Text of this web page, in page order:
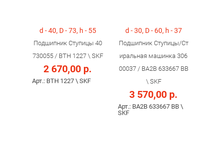
d - 40, D - 73, h - 55
Подшипник Ступицы 40
730055 / BTH 1227 \ SKF
2 670,00 р.
Арт.: BTH 1227 \ SKF
d - 30, D - 60, h - 37
Подшипник Ступицы/Ст
иральная машинка 306
00037 / BA2B 633667 BB
\ SKF
3 570,00 р.
Арт.: BA2B 633667 BB \
SKF